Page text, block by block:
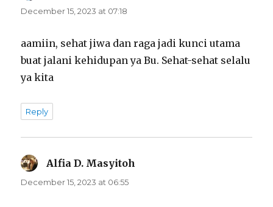
December 15, 2023 at 07:18
aamiin, sehat jiwa dan raga jadi kunci utama
buat jalani kehidupan ya Bu. Sehat-sehat selalu
ya kita
Reply
Alfia D. Masyitoh
December 15, 2023 at 06:55